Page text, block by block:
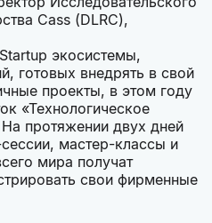
Cass (DLRC),
экосистемы,
готовых внедрять в свой
проекты, в этом году
«Технологическое
протяжении двух дней
мастер-классы и
мира получат
свои фирменные